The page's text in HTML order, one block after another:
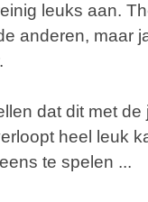
leuks aan.
anderen, maar
dat dit met
heel leuk
te spelen ...